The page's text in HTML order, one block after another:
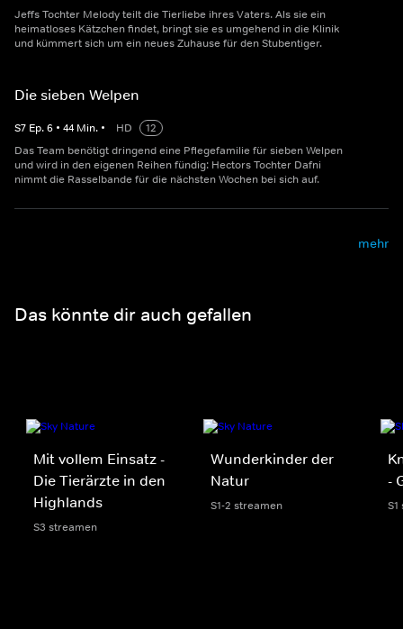
Jeffs Tochter Melody teilt die Tierliebe ihres Vaters. Als sie ein
heimatloses Kätzchen findet, bringt sie es umgehend in die Klinik
und kümmert sich um ein neues Zuhause für den Stubentiger.
Die sieben Welpen
S7 Ep.6 • 44 Min. • HD
12
Das Team benötigt dringend eine Pflegefamilie für sieben Welpen
und wird in den eigenen Reihen fündig: Hectors Tochter Dafni
nimmt die Rasselbande für die nächsten Wochen bei sich auf.
mehr
Das könnte dir auch gefallen
Mit vollem Einsatz -
Die Tierärzte in den
Highlands
S3 streamen
Wunderkinder der
Natur
S1-2 streamen
-